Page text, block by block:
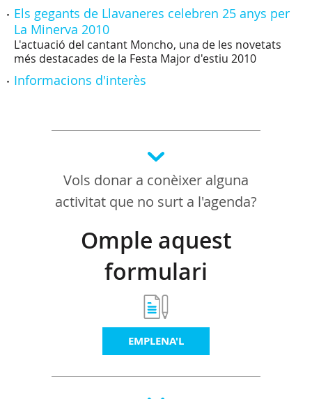
Els gegants de Llavaneres celebren 25 anys per
La Minerva 2010
L'actuació del cantant Moncho, una de les novetats
més destacades de la Festa Major d'estiu 2010
Informacions d'interès
Vols donar a conèixer alguna
activitat que no surt a l'agenda?
Omple aquest
formulari
EMPLENA'L